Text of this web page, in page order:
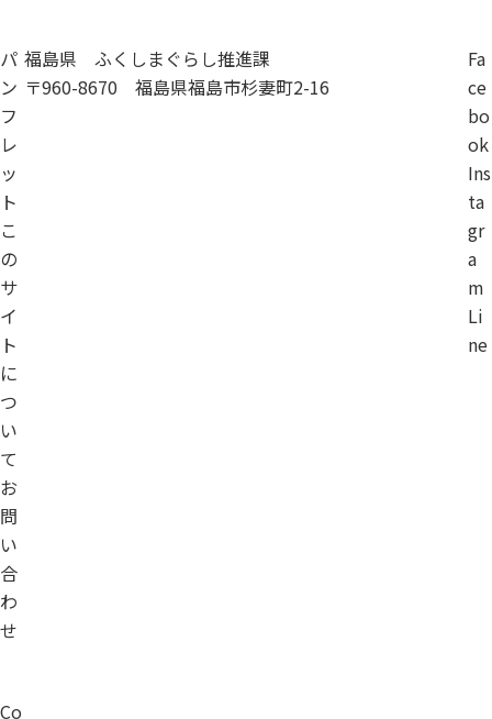
パ
ン
フ
レ
ッ
ト
こ
の
サ
イ
ト
に
つ
い
て
お
問
い
合
わ
せ
福島県 ふくしまぐらし推進課
〒960-8670 福島県福島市杉妻町2-16
Fa
ce
bo
ok
Ins
ta
gr
a
m
Li
ne
Co